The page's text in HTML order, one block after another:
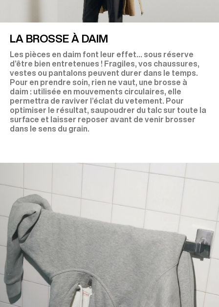
LA BROSSE À DAIM
Les pièces en daim font leur effet… sous réserve
d’être bien entretenues ! Fragiles, vos chaussures,
vestes ou pantalons peuvent durer dans le temps.
Pour en prendre soin, rien ne vaut, une brosse à
daim : utilisée en mouvements circulaires, elle
permettra de raviver l’éclat du vetement. Pour
optimiser le résultat, saupoudrer du talc sur toute la
surface et laisser reposer avant de venir brosser
dans le sens du grain.